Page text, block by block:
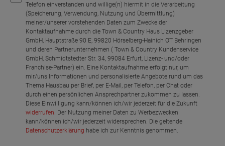
Telefon einverstanden und willige(n) hiermit in die Verarbeitung
(Speicherung, Verwendung, Nutzung und Übermittlung)
meiner/unserer vorstehenden Daten zum Zwecke der
Kontaktaufnahme durch die Town & Country Haus Lizenzgeber
GmbH, Hauptstraße 90 E, 99820 Hörselberg-Hainich OT Behringen
und deren Partnerunternehmen ( Town & Country Kundenservice
GmbH, Schmidtstedter Str. 34, 99084 Erfurt, Lizenz- und/oder
Franchise-Partner) ein. Eine Kontaktaufnahme erfolgt nur, um
mir/uns Informationen und personalisierte Angebote rund um das
Thema Hausbau per Brief, per E-Mail, per Telefon, per Chat oder
durch einen persönlichen Ansprechpartner zukommen zu lassen.
Diese Einwilligung kann/können ich/wir jederzeit für die Zukunft
widerrufen. Der Nutzung meiner Daten zu Werbezwecken
kann/können ich/wir jederzeit widersprechen. Die geltende
Datenschutzerklärung habe ich zur Kenntnis genommen.